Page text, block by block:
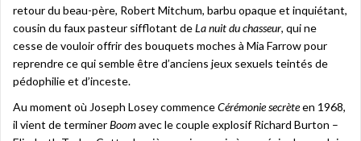
retour du beau-père, Robert Mitchum, barbu opaque et inquiétant,
cousin du faux pasteur sifflotant deLa nuit du chasseur, qui ne
cesse de vouloir offrir des bouquets moches à Mia Farrow pour
reprendre ce qui semble être d’anciens jeux sexuels teintés de
pédophilie et d’inceste.
Au moment où Joseph Losey commenceCérémonie secrèteen 1968,
il vient de terminerBoomavec le couple explosif Richard Burton –